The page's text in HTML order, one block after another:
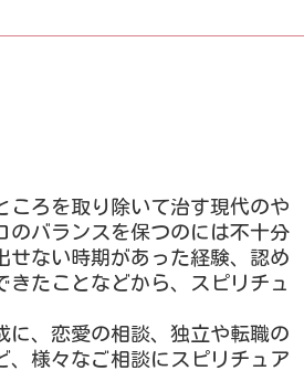
ころを取り除いて治す現代のや
のバランスを保つのには不十分
せない時期があった経験、認め
たことなどから、スピリチュ
に、恋愛の相談、独立や転職の
、様々なご相談にスピリチュア